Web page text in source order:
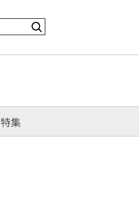
特集